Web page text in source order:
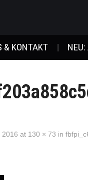
& KONTAKT
2016 at 130 × 73 in